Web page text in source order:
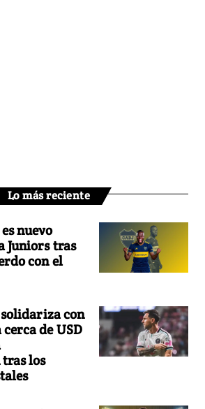
Lo más reciente
nuevo
Juniors tras
con el
con
de USD
los